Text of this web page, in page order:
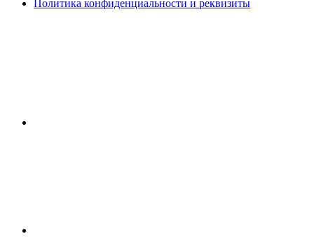
Политика конфиденциальности и реквизиты